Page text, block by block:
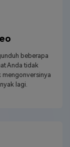
beberapa
Anda tidak
mengonversinya
lagi.